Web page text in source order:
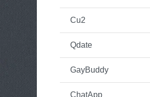
Cu2
Qdate
GayBuddy
ChatApp